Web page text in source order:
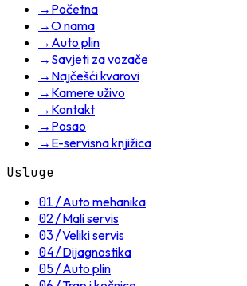
→ Početna
→O nama
→ Auto plin
→ Savjeti za vozače
→ Najčešći kvarovi
→ Kamere uživo
→ Kontakt
→ Posao
→ E-servisna knjižica
Usluge
01/Auto mehanika
02/Mali servis
03/Veliki servis
04/Dijagnostika
05/Auto plin